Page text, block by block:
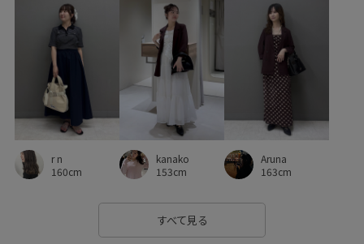
r n
160cm
kanako
153cm
Aruna
163cm
すべて見る